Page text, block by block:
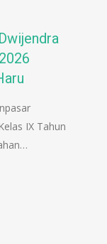
IX Tahun